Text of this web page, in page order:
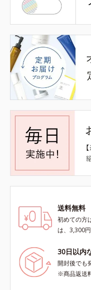
送料無料
初めての方
は、3,300
30日以内
開封後でも
※商品返送